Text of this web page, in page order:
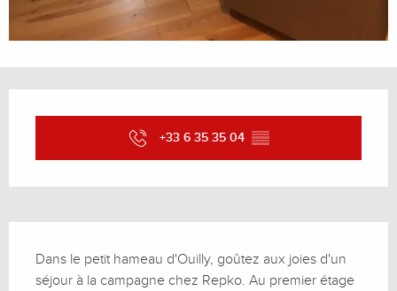
+33 6 35 35 04 ▒▒
Dans le petit hameau d'Ouilly, goûtez aux joies d'un
séjour à la campagne chez Repko. Au premier étage